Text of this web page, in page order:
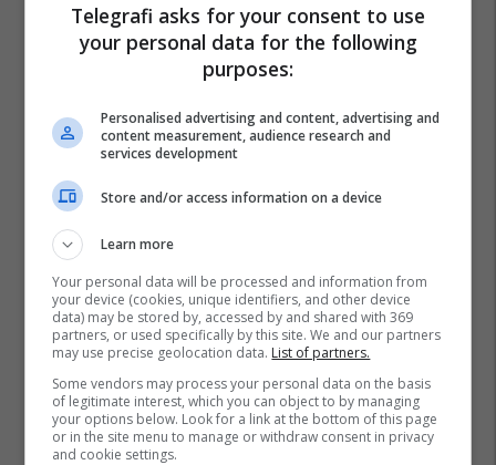
Izraeli
Telegrafi asks for your consent to use
your personal data for the following
purposes:
Personalised advertising and content, advertising and
content measurement, audience research and
services development
Store and/or access information on a device
Learn more
Your personal data will be processed and information from
your device (cookies, unique identifiers, and other device
data) may be stored by, accessed by and shared with 369
partners, or used specifically by this site. We and our partners
may use precise geolocation data. List of partners.
Some vendors may process your personal data on the basis
of legitimate interest, which you can object to by managing
your options below. Look for a link at the bottom of this page
or in the site menu to manage or withdraw consent in privacy
and cookie settings.